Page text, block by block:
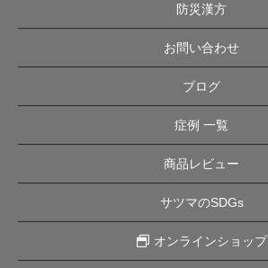
防災漢方
お問い合わせ
ブログ
症例 一覧
商品レビュー
サツマのSDGs
オンラインショップ